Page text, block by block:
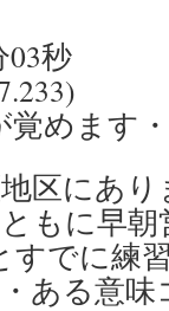
03秒
覚めます
区にあ
もに早
すでに練
ある意味